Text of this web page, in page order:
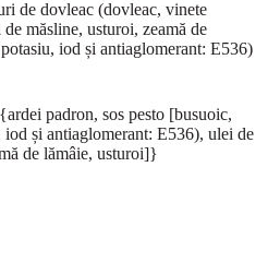
de dovleac (dovleac, vinete
măsline, usturoi, zeamă de
iod și antiaglomerant: E536)
padron, sos pesto [busuoic,
iod și antiaglomerant: E536), ulei de
de lămâie, usturoi]}